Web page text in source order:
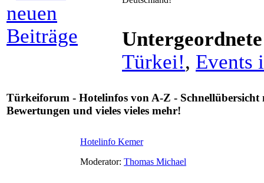
Türkei!, Events
Türkeiforum - Hotelinfos von A-Z -
Bewertungen und vieles vieles mehr!
Hotelinfo Kemer
Moderator: Thomas Michael